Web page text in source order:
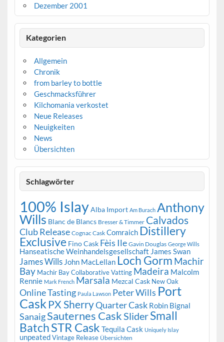
Dezember 2001
Kategorien
Allgemein
Chronik
from barley to bottle
Geschmacksführer
Kilchomania verkostet
Neue Releases
Neuigkeiten
News
Übersichten
Schlagwörter
100% IslayAlba Import Am Burach Anthony
Wills Blanc de Blancs Bresser & Timmer Calvados
Club Release Cognac Cask Comraich Distillery
Exclusive Fino Cask Fèis Ile Gavin Douglas George Wills
Hanseatische Weinhandelsgesellschaft James Swan
James Wills John MacLellan Loch Gorm Machir
Bay Machir Bay Collaborative Vatting Madeira Malcolm
Rennie Mark French Marsala Mezcal Cask New Oak
Online Tasting Paula Lawson Peter Wills Port
Cask PX SherryQuarter Cask Robin Bignal
SanaigSauternes Cask SliderSmall
BatchSTR Cask Tequila Cask Uniquely Islay
unpeatedVintage Release Übersichten